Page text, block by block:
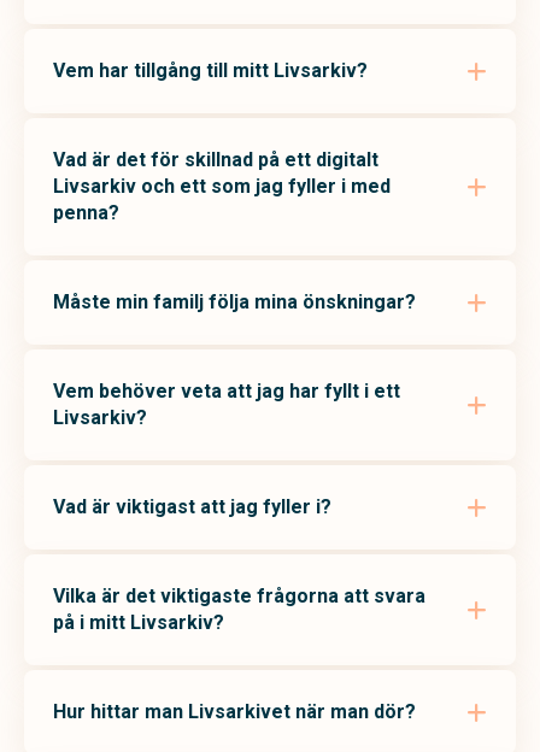
Vem har tillgång till mitt Livsarkiv?
Vad är det för skillnad på ett digitalt
Livsarkiv och ett som jag fyller i med
penna?
Måste min familj följa mina önskningar?
Vem behöver veta att jag har fyllt i ett
Livsarkiv?
Vad är viktigast att jag fyller i?
Vilka är det viktigaste frågorna att svara
på i mitt Livsarkiv?
Hur hittar man Livsarkivet när man dör?